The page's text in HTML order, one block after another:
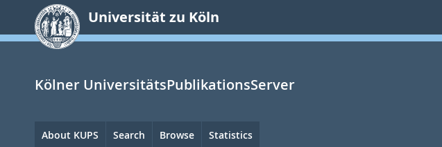
springen
Universität zu Köln
Kölner UniversitätsPublikationsServer
Hauptnavigation
About KUPS Search Browse Statistics